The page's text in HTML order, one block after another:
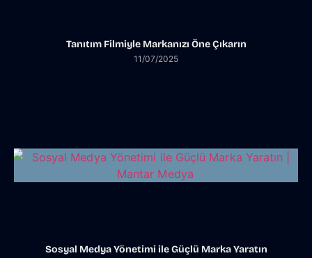
Tanıtım Filmiyle Markanızı Öne Çıkarın
11/07/2025
Sosyal Medya Yönetimi ile Güçlü Marka Yaratın